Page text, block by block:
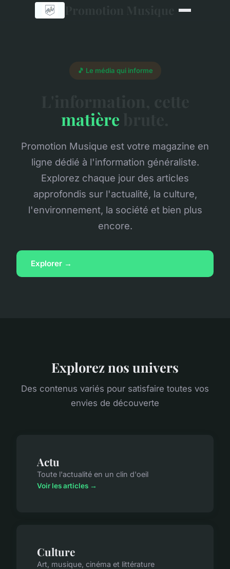
🎵 Le média qui informe
matière
Promotion Musique est votre magazine en
ligne dédié à l'information généraliste.
Explorez chaque jour des articles
approfondis sur l'actualité, la culture,
l'environnement, la société et bien plus
encore.
Explorer →
Explorez nos univers
Des contenus variés pour satisfaire toutes vos
envies de découverte
Actu
Toute l'actualité en un clin d'oeil
Voir les articles →
Culture
Art, musique, cinéma et littérature